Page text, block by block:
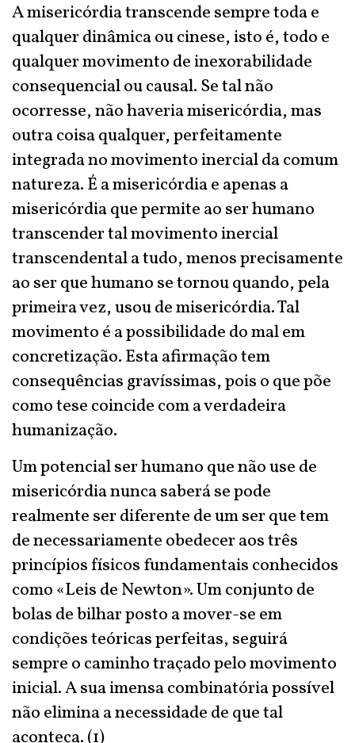
A misericórdia transcende sempre toda e
qualquer dinâmica ou cinese, isto é, todo e
qualquer movimento de inexorabilidade
consequencial ou causal. Se tal não
ocorresse, não haveria misericórdia, mas
outra coisa qualquer, perfeitamente
integrada no movimento inercial da comum
natureza. É a misericórdia e apenas a
misericórdia que permite ao ser humano
transcender tal movimento inercial
transcendental a tudo, menos precisamente
ao ser que humano se tornou quando, pela
primeira vez, usou de misericórdia. Tal
movimento é a possibilidade do mal em
concretização. Esta afirmação tem
consequências gravíssimas, pois o que põe
como tese coincide com a verdadeira
humanização.
Um potencial ser humano que não use de
misericórdia nunca saberá se pode
realmente ser diferente de um ser que tem
de necessariamente obedecer aos três
princípios físicos fundamentais conhecidos
como «Leis de Newton». Um conjunto de
bolas de bilhar posto a mover-se em
condições teóricas perfeitas, seguirá
sempre o caminho traçado pelo movimento
inicial. A sua imensa combinatória possível
não elimina a necessidade de que tal
aconteça. (1)